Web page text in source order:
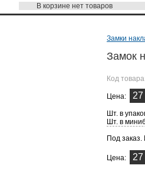
В корзине нет товаров
Замки
Замок
Код
Цена: 27
Шт. в
Шт. в
Под
Цена: 27